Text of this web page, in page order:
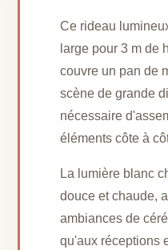
Ce rideau
large pour 3 m de
couvre un pan de
scène de grande
nécessaire
éléments côte à
La lumière blanc
douce et chaude,
ambiances de
qu'aux réceptions